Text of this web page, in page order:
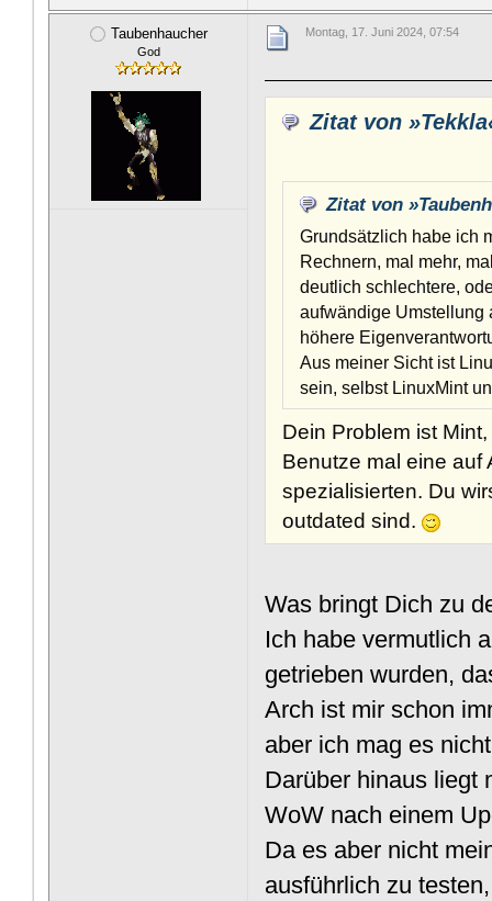
Taubenhaucher
God
Montag, 17. Juni 2024, 07:54
Zitat von
Zitat von
Grundsätzlich habe ich
Rechnern, mal mehr,
deutlich schlechtere,
aufwändige Umstellung
höhere
Aus meiner Sicht ist
sein, selbst LinuxMint
Dein Problem ist
Benutze mal eine auf
spezialisierten. Du
outdated sind.
Was bringt Dich zu
Ich habe vermutlich
getrieben wurden,
Arch ist mir schon
aber ich mag es
Darüber hinaus liegt
WoW nach einem
Da es aber nicht
ausführlich zu